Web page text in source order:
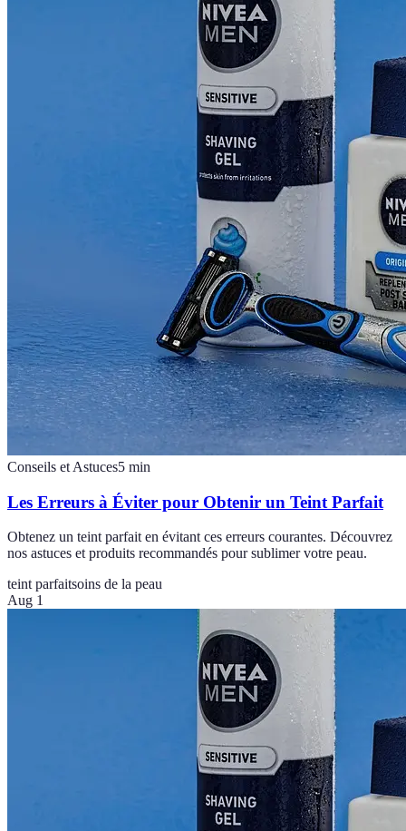
Conseils et Astuces5 min
Les Erreurs à Éviter pour Obtenir un Teint Parfait
Obtenez un teint parfait en évitant ces erreurs courantes. Découvrez
nos astuces et produits recommandés pour sublimer votre peau.
teint parfaitsoins de la peau
Aug 1